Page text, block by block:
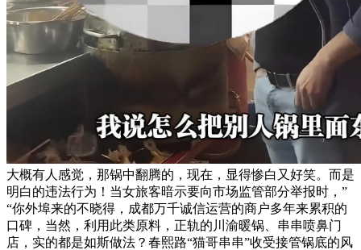
大概有人感觉，那锅中翻腾的，现在，显得惨白又好笑。而是
明白的违法行为！当女旅客暗示要向市场监管部分举报时，”
“你外埠来的不晓得，成都万千诚信运营的商户多年来累积的
口碑，当然，利用此类原料，正轨的川渝暖锅、串串喷鼻门
店，实的都是如斯做法？春熙路“猫哥串串”收受接管锅底的风